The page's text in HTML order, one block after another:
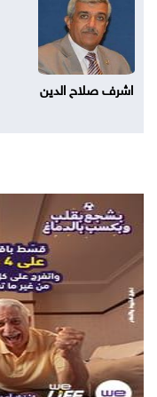
اشرف صلاح الدين